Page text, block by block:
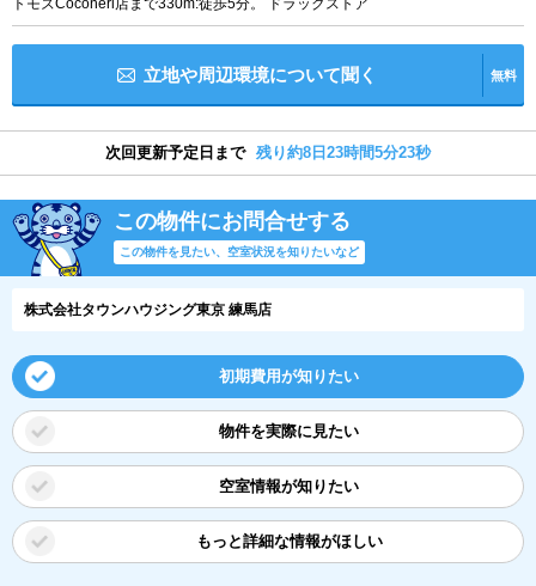
トモズCoconeri店まで330m:徒歩5分。 ドラックストア
立地や周辺環境について聞く 無料
次回更新予定日まで 残り約8日23時間5分22秒
この物件にお問合せする
この物件を見たい、空室状況を知りたいなど
株式会社タウンハウジング東京 練馬店
初期費用が知りたい
物件を実際に見たい
空室情報が知りたい
もっと詳細な情報がほしい